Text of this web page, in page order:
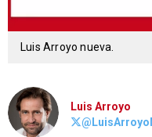
Luis Arroyo nueva.
Luis Arroyo